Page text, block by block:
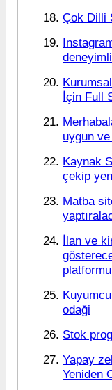
Çok Dilli
İçin Full
uygun
Kaynak
çekip
Matba
İlan ve
odaği
Stok
Yapay
Yeniden